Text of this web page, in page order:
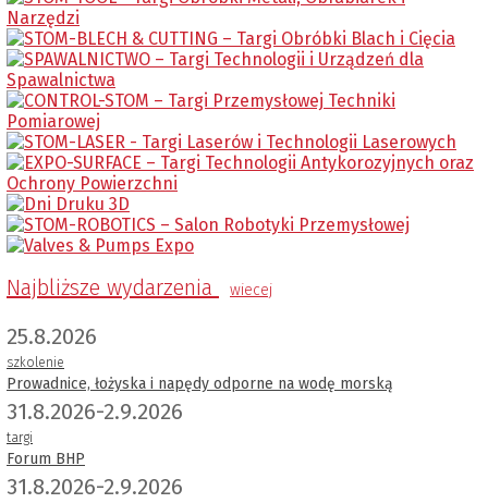
Najbliższe wydarzenia wiecej
25.8.2026
szkolenie
Prowadnice, łożyska i napędy odporne na wodę morską
31.8.2026-2.9.2026
targi
Forum BHP
31.8.2026-2.9.2026